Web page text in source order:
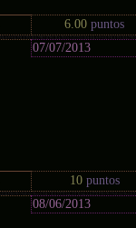
6.00 puntos
07/07/2013
10puntos
08/06/2013